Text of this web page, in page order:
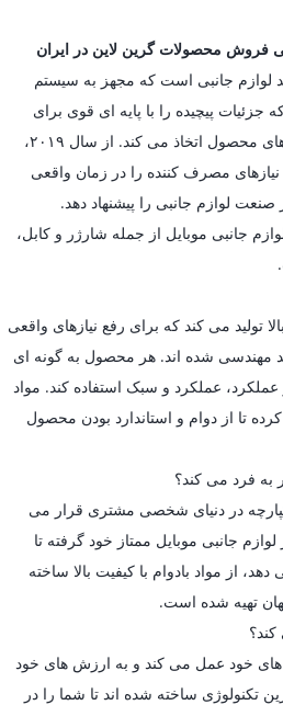
فروش محصولات گرین لاین در ایران
لوازم جانبی است که مجهز به سیستم
جزئیات پیچیده را با پایه ای قوی برای
ارتقای مفاهیم و ایده ها در مدل های محصول اتخاذ می کند. از سال ۲۰۱۹،
مصرف کننده را در زمان واقعی
لوازم جانبی را پیشنهاد دهد.
جانبی موبایل از جمله شارژر و کابل،
تولید می کند که برای رفع نیازهای واقعی
مهندسی شده اند. هر محصول به گونه ای
عملکرد و سبک استفاده کند. مواد
کرده تا از دوام و استاندارد بودن محصول
فرد می کند؟
در دنیای شخصی مشتری قرار می
جانبی موبایل ممتاز خود گرفته تا
از مواد بادوام با کیفیت بالا ساخته
تهیه شده است.
های خود عمل می کند و به ارزش های خود
تکنولوژی ساخته شده اند تا شما را در